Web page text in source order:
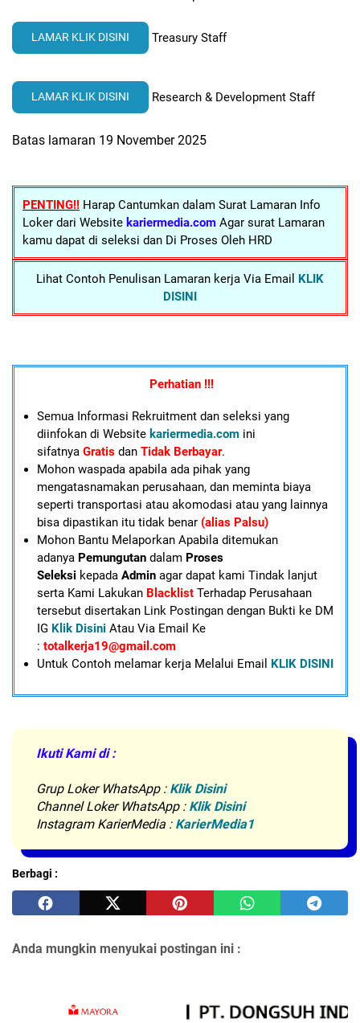
LAMAR KLIK DISINI Treasury Staff
LAMAR KLIK DISINI Research & Development Staff
Batas lamaran 19 November 2025
PENTING!! Harap Cantumkan dalam Surat Lamaran Info
Loker dari Website kariermedia.com Agar surat Lamaran
kamu dapat di seleksi dan Di Proses Oleh HRD
Lihat Contoh Penulisan Lamaran kerja Via Email KLIK
DISINI
Perhatian !!!
Semua Informasi Rekruitment dan seleksi yang
diinfokan di Website kariermedia.comini
sifatnya Gratisdan Tidak Berbayar.
Mohon waspada apabila ada pihak yang
mengatasnamakan perusahaan, dan meminta biaya
seperti transportasi atau akomodasi atau yang lainnya
bisa dipastikan itu tidak benar (alias Palsu)
Mohon Bantu Melaporkan Apabila ditemukan
adanya Pemungutandalam Proses
Seleksi kepada Adminagar dapat kami Tindak lanjut
serta Kami LakukanBlacklist Terhadap Perusahaan
tersebut disertakan Link Postingan dengan Bukti ke DM
IG Klik Disini Atau Via Email Ke
: totalkerja19@gmail.com
Untuk Contoh melamar kerja Melalui Email KLIK DISINI
Ikuti Kami di :
Grup Loker WhatsApp : Klik Disini
Channel Loker WhatsApp : Klik Disini
Instagram KarierMedia : KarierMedia1
Berbagi :
Anda mungkin menyukai postingan ini :